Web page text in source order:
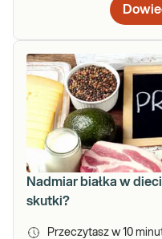
Nadmiar białka w
skutki?
Przeczytasz w 10